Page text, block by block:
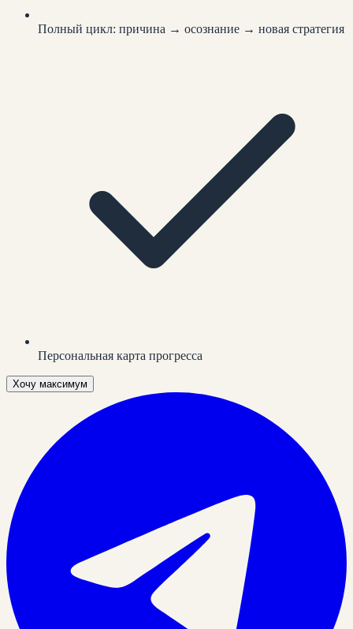
Полный цикл: причина → осознание → новая стратегия
Персональная карта прогресса
Хочу максимум